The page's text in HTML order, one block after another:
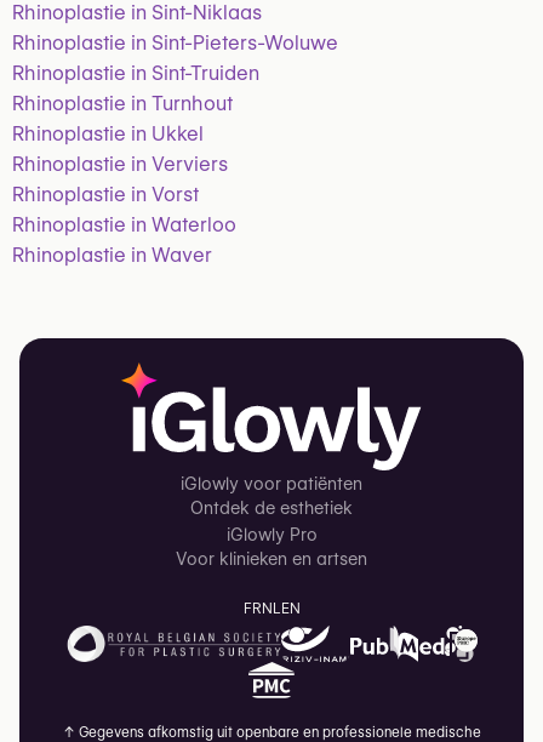
Rhinoplastie in Sint-Niklaas
Rhinoplastie in Sint-Pieters-Woluwe
Rhinoplastie in Sint-Truiden
Rhinoplastie in Turnhout
Rhinoplastie in Ukkel
Rhinoplastie in Verviers
Rhinoplastie in Vorst
Rhinoplastie in Waterloo
Rhinoplastie in Waver
iGlowly voor patiënten
Ontdek de esthetiek
iGlowly Pro
Voor klinieken en artsen
FRNLEN
↑ Gegevens afkomstig uit openbare en professionele medische